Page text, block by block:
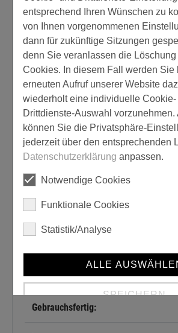
Verbrauch:
von 85,00 bis 100,00 ml/m²
Lösemittelhaltig:
nein
Wasserverdünnbar:
ja
Isolierwirkung:
Rostschutzgrundierung
Gebrauchsfertig:
entsprechend Ihren Wünschen zu
von Ihnen vorgenommenen
dann für zukünftige Sitzungen
denn Sie veranlassen die
Cookies. In diesem Fall werden Sie
erneuten Aufruf unserer Website
wiederholt eine individuelle Cookie-
Drittdienste-Auswahl vorzunehmen.
können Sie die Privatsphäre-
jederzeit über den entsprechenden
Datenschutzerklärung anpassen.
Notwendige Cookies
Funktionale Cookies
Statistik/Analyse
ALLE
SPEICHERN